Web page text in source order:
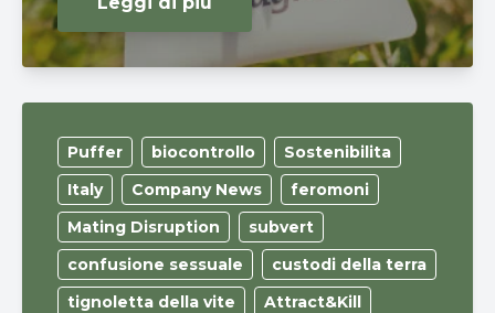
Puffer biocontrollo
Sostenibilita
Italy
Company News
feromoni
Mating Disruption
subvert
confusione sessuale
custodi della terra
tignoletta della vite
Attract&Kill